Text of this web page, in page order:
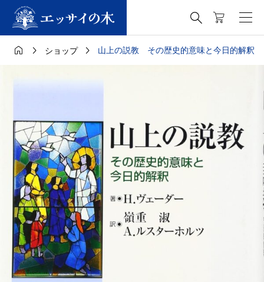

  ショップ  山上の説教 その歴史的意味と今日的解釈